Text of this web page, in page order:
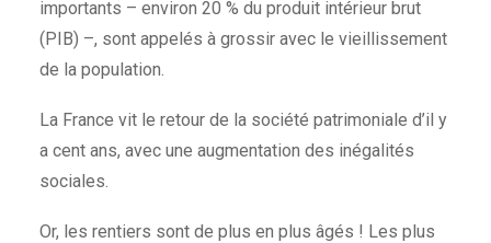
importants – environ 20 % du produit intérieur brut
(PIB) –, sont appelés à grossir avec le vieillissement
de la population.
La France vit le retour de la société patrimoniale d’il y
a cent ans, avec une augmentation des inégalités
sociales.
Or, les rentiers sont de plus en plus âgés ! Les plus